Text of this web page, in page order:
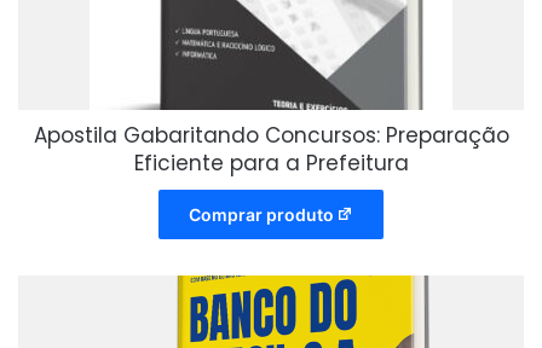
Apostila Gabaritando Concursos: Preparação
Eficiente para a Prefeitura
Comprar produto